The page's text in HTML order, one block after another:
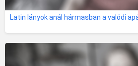
Latin lányok anál hármasban a valódi